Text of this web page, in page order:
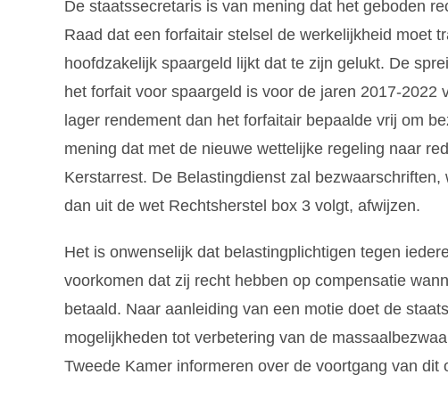
De staatssecretaris is van mening dat het geboden
Raad dat een forfaitair stelsel de werkelijkheid moet
hoofdzakelijk spaargeld lijkt dat te zijn gelukt. De
het forfait voor spaargeld is voor de jaren 2017-
lager rendement dan het forfaitair bepaalde vrij om
mening dat met de nieuwe wettelijke regeling naar
Kerstarrest. De Belastingdienst zal
dan uit de wet Rechtsherstel box 3 volgt, afwijzen.
Het is onwenselijk dat belastingplichtigen tegen
voorkomen dat zij recht hebben op compensatie
betaald. Naar aanleiding van een motie doet de
mogelijkheden tot verbetering van de
Tweede Kamer informeren over de voortgang van dit